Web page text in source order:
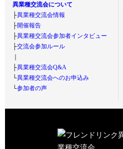
異業種交流会について
├異業種交流会情報
├開催報告
├異業種交流会参加者インタビュー
├交流会参加ルール
├異業種交流会Q&A
└異業種交流会へのお申込み
└参加者の声